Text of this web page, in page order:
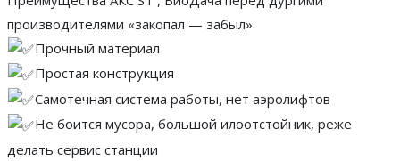
производителями «закопал — забыл»
Прочный материал
Простая конструкция
Самотечная система работы, нет аэролифтов
Не боится мусора, большой илоотстойник, реже
делать сервис станции